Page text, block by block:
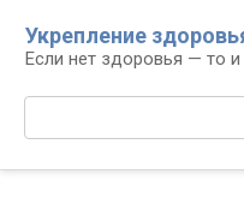
контенту
Укрепление
Если нет здоровья — то
Поиск: